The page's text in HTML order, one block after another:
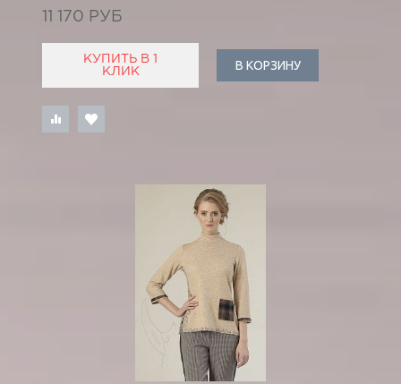
11 170 РУБ
КУПИТЬ В 1
КЛИК
В КОРЗИНУ